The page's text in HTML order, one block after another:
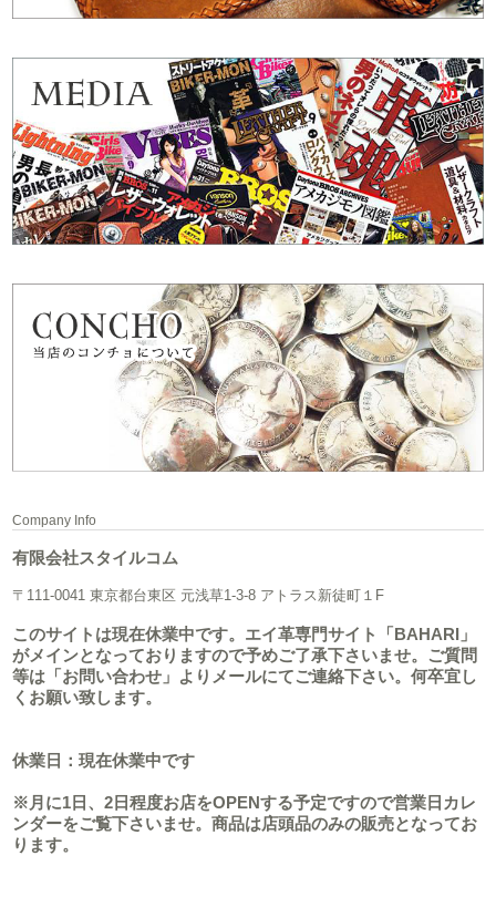
Company Info
有限会社スタイルコム
〒111-0041 東京都台東区 元浅草1-3-8 アトラス新徒町１F
このサイトは現在休業中です。エイ革専門サイト「BAHARI」
がメインとなっておりますので予めご了承下さいませ。ご質問
等は「お問い合わせ」よりメールにてご連絡下さい。何卒宜し
くお願い致します。
休業日：現在休業中です
※月に1日、2日程度お店をOPENする予定ですので営業日カレ
ンダーをご覧下さいませ。商品は店頭品のみの販売となってお
ります。